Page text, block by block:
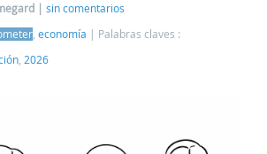
sin comentarios
, economía
Palabras claves :
, 2026